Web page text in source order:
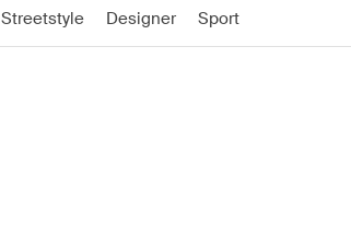
Streetstyle Designer Sport